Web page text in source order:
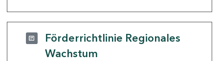
Förderrichtlinie Regionales
Wachstum